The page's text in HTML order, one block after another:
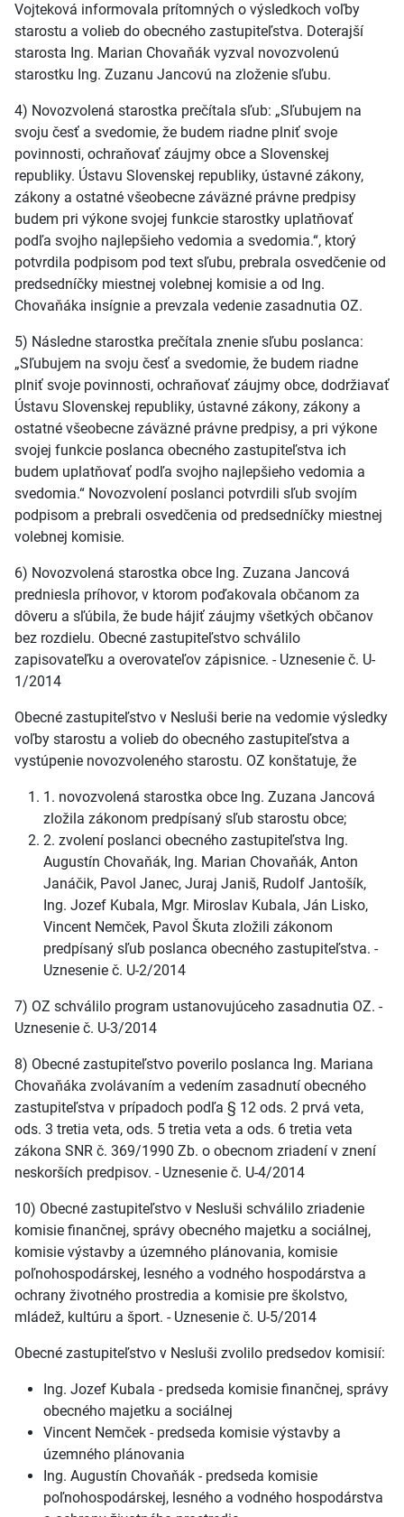
Vojteková informovala prítomných o výsledkoch voľby
starostu a volieb do obecného zastupiteľstva. Doterajší
starosta Ing. Marian Chovaňák vyzval novozvolenú
starostku Ing. Zuzanu Jancovú na zloženie sľubu.
4) Novozvolená starostka prečítala sľub: „Sľubujem na
svoju česť a svedomie, že budem riadne plniť svoje
povinnosti, ochraňovať záujmy obce a Slovenskej
republiky. Ústavu Slovenskej republiky, ústavné zákony,
zákony a ostatné všeobecne záväzné právne predpisy
budem pri výkone svojej funkcie starostky uplatňovať
podľa svojho najlepšieho vedomia a svedomia.“, ktorý
potvrdila podpisom pod text sľubu, prebrala osvedčenie od
predsedníčky miestnej volebnej komisie a od Ing.
Chovaňáka insígnie a prevzala vedenie zasadnutia OZ.
5) Následne starostka prečítala znenie sľubu poslanca:
„Sľubujem na svoju česť a svedomie, že budem riadne
plniť svoje povinnosti, ochraňovať záujmy obce, dodržiavať
Ústavu Slovenskej republiky, ústavné zákony, zákony a
ostatné všeobecne záväzné právne predpisy, a pri výkone
svojej funkcie poslanca obecného zastupiteľstva ich
budem uplatňovať podľa svojho najlepšieho vedomia a
svedomia.“ Novozvolení poslanci potvrdili sľub svojím
podpisom a prebrali osvedčenia od predsedníčky miestnej
volebnej komisie.
6) Novozvolená starostka obce Ing. Zuzana Jancová
predniesla príhovor, v ktorom poďakovala občanom za
dôveru a sľúbila, že bude hájiť záujmy všetkých občanov
bez rozdielu. Obecné zastupiteľstvo schválilo
zapisovateľku a overovateľov zápisnice. - Uznesenie č. U-
1/2014
Obecné zastupiteľstvo v Nesluši berie na vedomie výsledky
voľby starostu a volieb do obecného zastupiteľstva a
vystúpenie novozvoleného starostu. OZ konštatuje, že
1. novozvolená starostka obce Ing. Zuzana Jancová
zložila zákonom predpísaný sľub starostu obce;
2. zvolení poslanci obecného zastupiteľstva Ing.
Augustín Chovaňák, Ing. Marian Chovaňák, Anton
Janáčik, Pavol Janec, Juraj Janiš, Rudolf Jantošík,
Ing. Jozef Kubala, Mgr. Miroslav Kubala, Ján Lisko,
Vincent Nemček, Pavol Škuta zložili zákonom
predpísaný sľub poslanca obecného zastupiteľstva. -
Uznesenie č. U-2/2014
7) OZ schválilo program ustanovujúceho zasadnutia OZ. -
Uznesenie č. U-3/2014
8) Obecné zastupiteľstvo poverilo poslanca Ing. Mariana
Chovaňáka zvolávaním a vedením zasadnutí obecného
zastupiteľstva v prípadoch podľa § 12 ods. 2 prvá veta,
ods. 3 tretia veta, ods. 5 tretia veta a ods. 6 tretia veta
zákona SNR č. 369/1990 Zb. o obecnom zriadení v znení
neskorších predpisov. - Uznesenie č. U-4/2014
10) Obecné zastupiteľstvo v Nesluši schválilo zriadenie
komisie finančnej, správy obecného majetku a sociálnej,
komisie výstavby a územného plánovania, komisie
poľnohospodárskej, lesného a vodného hospodárstva a
ochrany životného prostredia a komisie pre školstvo,
mládež, kultúru a šport. - Uznesenie č. U-5/2014
Obecné zastupiteľstvo v Nesluši zvolilo predsedov komisií:
Ing. Jozef Kubala - predseda komisie finančnej, správy
obecného majetku a sociálnej
Vincent Nemček - predseda komisie výstavby a
územného plánovania
Ing. Augustín Chovaňák - predseda komisie
poľnohospodárskej, lesného a vodného hospodárstva